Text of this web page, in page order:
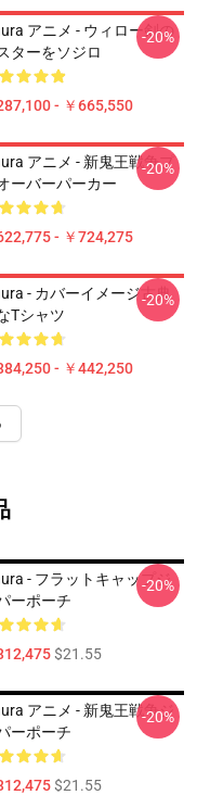
アニメ - ウィロー剣の
ターをソジロ
- ￥665,550
-20%
アニメ - 新鬼王戦争プ
ーバーパーカー
- ￥724,275
-20%
- カバーイメージ古典
Tシャツ
- ￥442,250
-20%
- フラットキャップジ
ーポーチ
$21.55
-20%
アニメ - 新鬼王戦争ジ
ーポーチ
$21.55
-20%